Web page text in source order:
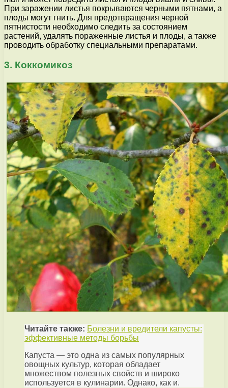
При заражении листья покрываются черными пятнами, а
плоды могут гнить. Для предотвращения черной
пятнистости необходимо следить за состоянием
растений, удалять пораженные листья и плоды, а также
проводить обработку специальными препаратами.
3. Коккомикоз
Читайте также: Болезни и вредители капусты:
эффективные методы борьбы
Капуста — это одна из самых популярных
овощных культур, которая обладает
множеством полезных свойств и широко
используется в кулинарии. Однако, как и.